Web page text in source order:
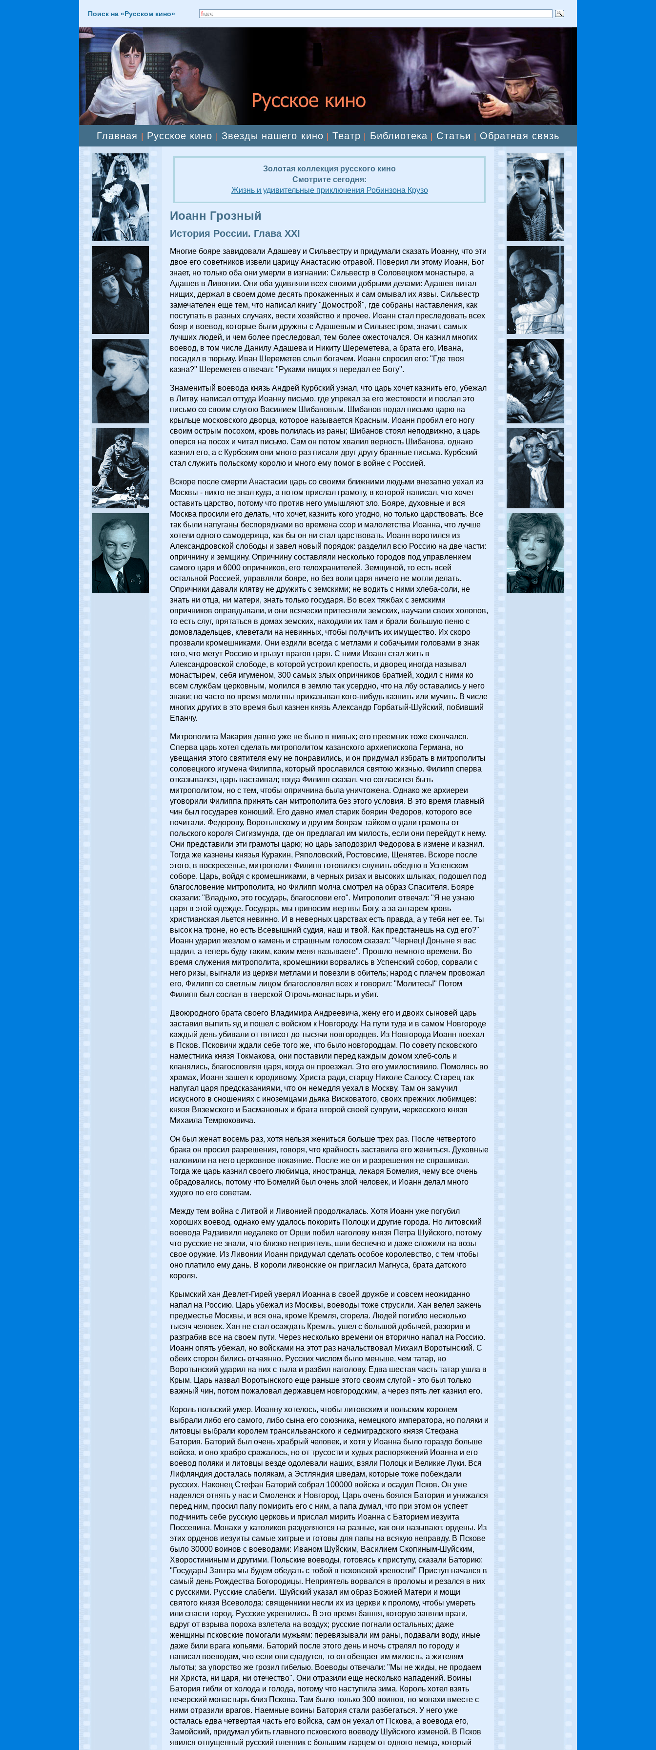
Поиск на «Русском кино»
Главная Русское кино Звезды нашего кино |Театр Библиотека Статьи Обратная связь
Золотая коллекция русского кино
Смотрите сегодня:
Жизнь и удивительные приключения Робинзона Крузо
Иоанн Грозный
История России. Глава XXI
Многие бояре завидовали Адашеву и Сильвестру и придумали сказать Иоанну, что эти
двое его советников извели царицу Анастасию отравой. Поверил ли этому Иоанн, Бог
знает, но только оба они умерли в изгнании: Сильвестр в Соловецком монастыре, а
Адашев в Ливонии. Они оба удивляли всех своими добрыми делами: Адашев питал
нищих, держал в своем доме десять прокаженных и сам омывал их язвы. Сильвестр
замечателен еще тем, что написал книгу "Домострой", где собраны наставления, как
поступать в разных случаях, вести хозяйство и прочее. Иоанн стал преследовать всех
бояр и воевод, которые были дружны с Адашевым и Сильвестром, значит, самых
лучших людей, и чем более преследовал, тем более ожесточался. Он казнил многих
воевод, в том числе Данилу Адашева и Никиту Шереметева, а брата его, Ивана,
посадил в тюрьму. Иван Шереметев слыл богачем. Иоанн спросил его: "Где твоя
казна?" Шереметев отвечал: "Руками нищих я передал ее Богу".
Знаменитый воевода князь Андрей Курбский узнал, что царь хочет казнить его, убежал
в Литву, написал оттуда Иоанну письмо, где упрекал за его жестокости и послал это
письмо со своим слугою Василием Шибановым. Шибанов подал письмо царю на
крыльце московского дворца, которое называется Красным. Иоанн пробил его ногу
своим острым посохом, кровь полилась из раны; Шибанов стоял неподвижно, а царь
оперся на посох и читал письмо. Сам он потом хвалил верность Шибанова, однако
казнил его, а с Курбским они много раз писали друг другу бранные письма. Курбский
стал служить польскому королю и много ему помог в войне с Россией.
Вскоре после смерти Анастасии царь со своими ближними людьми внезапно уехал из
Москвы - никто не знал куда, а потом прислал грамоту, в которой написал, что хочет
оставить царство, потому что против него умышляют зло. Бояре, духовные и вся
Москва просили его делать, что хочет, казнить кого угодно, но только царствовать. Все
так были напуганы беспорядками во времена ссор и малолетства Иоанна, что лучше
хотели одного самодержца, как бы он ни стал царствовать. Иоанн воротился из
Александровской слободы и завел новый порядок: разделил всю Россию на две части:
опричнину и земщину. Опричнину составляли несколько городов под управлением
самого царя и 6000 опричников, его телохранителей. Земщиной, то есть всей
остальной Россией, управляли бояре, но без воли царя ничего не могли делать.
Опричники давали клятву не дружить с земскими; не водить с ними хлеба-соли, не
знать ни отца, ни матери, знать только государя. Во всех тяжбах с земскими
опричников оправдывали, и они всячески притесняли земских, научали своих холопов,
то есть слуг, прятаться в домах земских, находили их там и брали большую пеню с
домовладельцев, клеветали на невинных, чтобы получить их имущество. Их скоро
прозвали кромешниками. Они ездили всегда с метлами и собачьими головами в знак
того, что метут Россию и грызут врагов царя. С ними Иоанн стал жить в
Александровской слободе, в которой устроил крепость, и дворец иногда называл
монастырем, себя игуменом, 300 самых злых опричников братией, ходил с ними ко
всем службам церковным, молился в землю так усердно, что на лбу оставались у него
знаки; но часто во время молитвы приказывал кого-нибудь казнить или мучить. В числе
многих других в это время был казнен князь Александр Горбатый-Шуйский, побивший
Епанчу.
Митрополита Макария давно уже не было в живых; его преемник тоже скончался.
Сперва царь хотел сделать митрополитом казанского архиепископа Германа, но
увещания этого святителя ему не понравились, и он придумал избрать в митрополиты
соловецкого игумена Филиппа, который прославился святою жизнью. Филипп сперва
отказывался, царь настаивал; тогда Филипп сказал, что согласится быть
митрополитом, но с тем, чтобы опричнина была уничтожена. Однако же архиереи
уговорили Филиппа принять сан митрополита без этого условия. В это время главный
чин был государев конюший. Его давно имел старик боярин Федоров, которого все
почитали. Федорову, Воротынскому и другим боярам тайком отдали грамоты от
польского короля Сигизмунда, где он предлагал им милость, если они перейдут к нему.
Они представили эти грамоты царю; но царь заподозрил Федорова в измене и казнил.
Тогда же казнены князья Куракин, Ряполовский, Ростовские, Щенятев. Вскоре после
этого, в воскресенье, митрополит Филипп готовился служить обедню в Успенском
соборе. Царь, войдя с кромешниками, в черных ризах и высоких шлыках, подошел под
благословение митрополита, но Филипп молча смотрел на образ Спасителя. Бояре
сказали: "Владыко, это государь, благослови его". Митрополит отвечал: "Я не узнаю
царя в этой одежде. Государь, мы приносим жертвы Богу, а за алтарем кровь
христианская льется невинно. И в неверных царствах есть правда, а у тебя нет ее. Ты
высок на троне, но есть Всевышний судия, наш и твой. Как предстанешь на суд его?"
Иоанн ударил жезлом о камень и страшным голосом сказал: "Чернец! Доныне я вас
щадил, а теперь буду таким, каким меня называете". Прошло немного времени. Во
время служения митрополита, кромешники ворвались в Успенский собор, сорвали с
него ризы, выгнали из церкви метлами и повезли в обитель; народ с плачем провожал
его, Филипп со светлым лицом благословлял всех и говорил: "Молитесь!" Потом
Филипп был сослан в тверской Отрочь-монастырь и убит.
Двоюродного брата своего Владимира Андреевича, жену его и двоих сыновей царь
заставил выпить яд и пошел с войском к Новгороду. На пути туда и в самом Новгороде
каждый день убивали от пятисот до тысячи новгородцев. Из Новгорода Иоанн поехал
в Псков. Псковичи ждали себе того же, что было новгородцам. По совету псковского
наместника князя Токмакова, они поставили перед каждым домом хлеб-соль и
кланялись, благословляя царя, когда он проезжал. Это его умилостивило. Помолясь во
храмах, Иоанн зашел к юродивому, Христа ради, старцу Николе Салосу. Старец так
напугал царя предсказаниями, что он немедля уехал в Москву. Там он замучил
искусного в сношениях с иноземцами дьяка Висковатого, своих прежних любимцев:
князя Вяземского и Басмановых и брата второй своей супруги, черкесского князя
Михаила Темрюковича.
Он был женат восемь раз, хотя нельзя жениться больше трех раз. После четвертого
брака он просил разрешения, говоря, что крайность заставила его жениться. Духовные
наложили на него церковное покаяние. После же он и разрешения не спрашивал.
Тогда же царь казнил своего любимца, иностранца, лекаря Бомелия, чему все очень
обрадовались, потому что Бомелий был очень злой человек, и Иоанн делал много
худого по его советам.
Между тем война с Литвой и Ливонией продолжалась. Хотя Иоанн уже погубил
хороших воевод, однако ему удалось покорить Полоцк и другие города. Но литовский
воевода Радзивилл недалеко от Орши побил наголову князя Петра Шуйского, потому
что русские не знали, что близко неприятель, шли беспечно и даже сложили на возы
свое оружие. Из Ливонии Иоанн придумал сделать особое королевство, с тем чтобы
оно платило ему дань. В короли ливонские он пригласил Магнуса, брата датского
короля.
Крымский хан Девлет-Гирей уверял Иоанна в своей дружбе и совсем неожиданно
напал на Россию. Царь убежал из Москвы, воеводы тоже струсили. Хан велел зажечь
предместье Москвы, и вся она, кроме Кремля, сгорела. Людей погибло несколько
тысяч человек. Хан не стал осаждать Кремль, ушел с большой добычей, разорив и
разграбив все на своем пути. Через несколько времени он вторично напал на Россию.
Иоанн опять убежал, но войсками на этот раз начальствовал Михаил Воротынский. С
обеих сторон бились отчаянно. Русских числом было меньше, чем татар, но
Воротынский ударил на них с тыла и разбил наголову. Едва шестая часть татар ушла в
Крым. Царь назвал Воротынского еще раньше этого своим слугой - это был только
важный чин, потом пожаловал державцем новгородским, а через пять лет казнил его.
Король польский умер. Иоанну хотелось, чтобы литовским и польским королем
выбрали либо его самого, либо сына его союзника, немецкого императора, но поляки и
литовцы выбрали королем трансильванского и седмиградского князя Стефана
Батория. Баторий был очень храбрый человек, и хотя у Иоанна было гораздо больше
войска, и оно храбро сражалось, но от трусости и худых распоряжений Иоанна и его
воевод поляки и литовцы везде одолевали наших, взяли Полоцк и Великие Луки. Вся
Лифляндия досталась полякам, а Эстляндия шведам, которые тоже побеждали
русских. Наконец Стефан Баторий собрал 100000 войска и осадил Псков. Он уже
надеялся отнять у нас и Смоленск и Новгород. Царь очень боялся Батория и унижался
перед ним, просил папу помирить его с ним, а папа думал, что при этом он успеет
подчинить себе русскую церковь и прислал мирить Иоанна с Баторием иезуита
Поссевина. Монахи у католиков разделяются на разные, как они называют, ордены. Из
этих орденов иезуиты самые хитрые и готовы для папы на всякую неправду. В Пскове
было 30000 воинов с воеводами: Иваном Шуйским, Василием Скопиным-Шуйским,
Хворостининым и другими. Польские воеводы, готовясь к приступу, сказали Баторию:
"Государь! Завтра мы будем обедать с тобой в псковской крепости!" Приступ начался в
самый день Рождества Богородицы. Неприятель ворвался в проломы и резался в них
с русскими. Русские слабели. 'Шуйский указал им образ Божией Матери и мощи
святого князя Всеволода: священники несли их из церкви к пролому, чтобы умереть
или спасти город. Русские укрепились. В это время башня, которую заняли враги,
вдруг от взрыва пороха взлетела на воздух; русские погнали остальных; даже
женщины псковские помогали мужьям: перевязывали им раны, подавали воду, иные
даже били врага копьями. Баторий после этого день и ночь стрелял по городу и
написал воеводам, что если они сдадутся, то он обещает им милость, а жителям
льготы; за упорство же грозил гибелью. Воеводы отвечали: "Мы не жиды, не продаем
ни Христа, ни царя, ни отечество". Они отразили еще несколько нападений. Воины
Батория гибли от холода и голода, потому что наступила зима. Король хотел взять
печерский монастырь близ Пскова. Там было только 300 воинов, но монахи вместе с
ними отразили врагов. Наемные воины Батория стали разбегаться. У него уже
осталась едва четвертая часть его войска, сам он уехал от Пскова, а воевода его,
Замойский, придумал убить главного псковского воеводу Шуйского изменой. В Псков
явился отпущенный русский пленник с большим ларцем от одного немца, который